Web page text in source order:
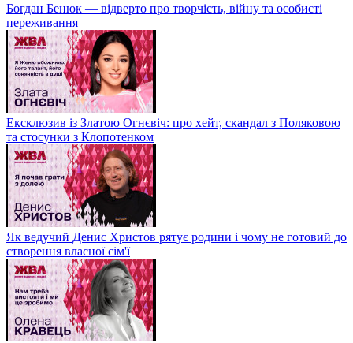
Богдан Бенюк — відверто про творчість, війну та особисті
переживання
Ексклюзив із Златою Огнєвіч: про хейт, скандал з Поляковою
та стосунки з Клопотенком
Як ведучий Денис Христов рятує родини і чому не готовий до
створення власної сім'ї